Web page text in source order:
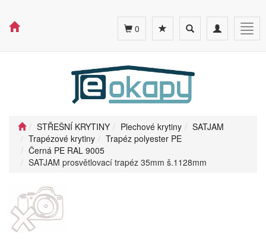
Toggle
navigation
Toggle
search
0
STŘEŠNÍ KRYTINY Plechové krytiny
SATJAM
Trapézové krytiny
Trapéz polyester PE
Černá PE RAL 9005
SATJAM prosvětlovací trapéz 35mm š.1128mm